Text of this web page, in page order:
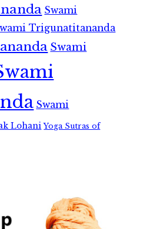
Swami
Trigunatitananda
Swami
Swami
Lohani Yoga Sutras of